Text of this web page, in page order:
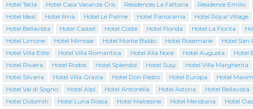
Hotel Tecla
Hotel Casa Vacanze Cris Residences La Fattoria
Residence Emilio
Hotel Ideal
Hotel Ilma Hotel Le Palme Hotel Panorama
Hotel Royal Village
Hotel Bellavista
Hotel Castell Hotel Coste Hotel Florida Hotel La Fiorita
Hotel Limone
Hotel Mimose Hotel Monte Baldo Hotel Rosemarie
Hotel San
Hotel Villa Elite
Hotel Villa Romantica Hotel Alla Noce Hotel Augusta
Hotel
Hotel Riviera
Hotel Rodos Hotel Splendid Hotel Susy
Hotel Villa Margherita
Hotel Silvana
Hotel Villa Grazia Hotel Don Pedro Hotel Europa
Hotel
Hotel Val di Sogno
Hotel Alpi Hotel Antonella Hotel Astoria
Hotel Bellavista
Hotel Dolomiti
Hotel Luna Rossa Hotel Malcesine Hotel Meridiana
Hotel